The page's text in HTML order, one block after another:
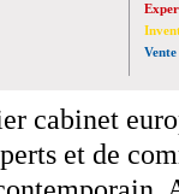
Vente
cabinet
et de